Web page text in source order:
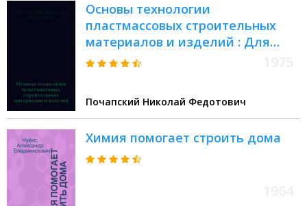
Основы технологии
пластмассовых строительных
материалов и изделий : Для
строит. вузов и фак.
Почапский Николай Федотович
Химия помогает строить дома